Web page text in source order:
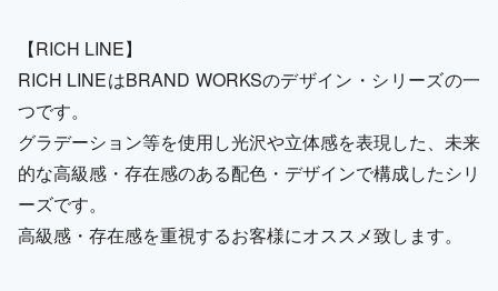
【RICH LINE】
RICH LINEはBRAND WORKSのデザイン・シリーズの一
つです。
グラデーション等を使用し光沢や立体感を表現した、未来
的な高級感・存在感のある配色・デザインで構成したシリ
ーズです。
高級感・存在感を重視するお客様にオススメ致します。